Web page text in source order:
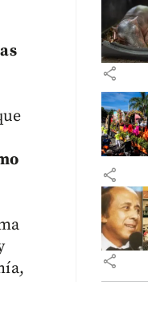
share
share
share